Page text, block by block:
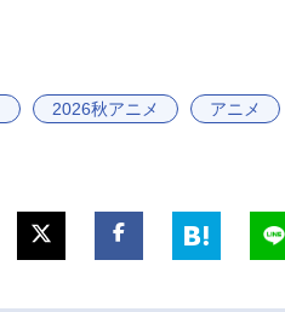
2026秋アニメ アニメ